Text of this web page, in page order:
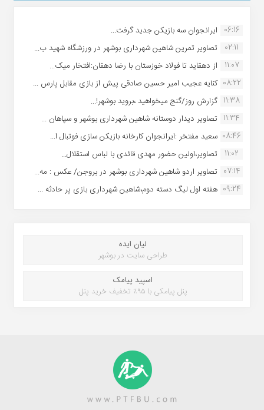
06:16 ایرانجوان سه بازیکن جدید گرفت...
02:11
تصاویر تمرین شاهین شهردارى بوشهر در ورزشگاه شهید ب...
11:07
از دهقاید تا فولاد خوزستان با رضا دهقان:افتخار میک...
08:22 کنایه عجیب امیر حسین صادقی پیش از بازی مقابل پارس ...
11:38 گزارش روز/گنج میخواهید ،بروید بوشهر!...
11:34 تصاویر دیدار دوستانه شاهین شهردارى بوشهر و سپاهان ...
08:46 سعید مفتخر :ایرانجوان کارخانه بازیکن سازی فوتبال ا...
11:02
تصاویر،اولین حضور مهدی قائدی با لباس استقلال...
07:14 تصاویر اردو شاهین شهرداری بوشهر در بروجن/ عکس : مه...
09:24 هفته اول لیگ دسته دوم،شاهین شهرداری بازی پر حادثه ...
لیان ایده
طراحی سایت در بوشهر
اسپید پیامک
پنل پیامکی با ۹۵٪ تخفیف خرید پنل